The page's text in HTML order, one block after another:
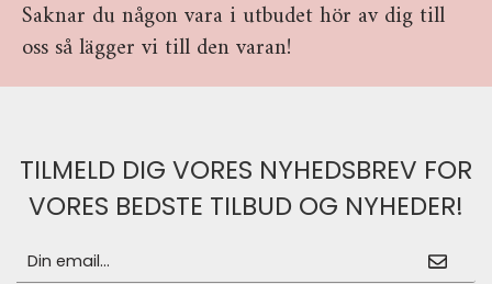
Saknar du någon vara i utbudet hör av dig till
oss så lägger vi till den varan!
TILMELD DIG VORES NYHEDSBREV FOR
VORES BEDSTE TILBUD OG NYHEDER!